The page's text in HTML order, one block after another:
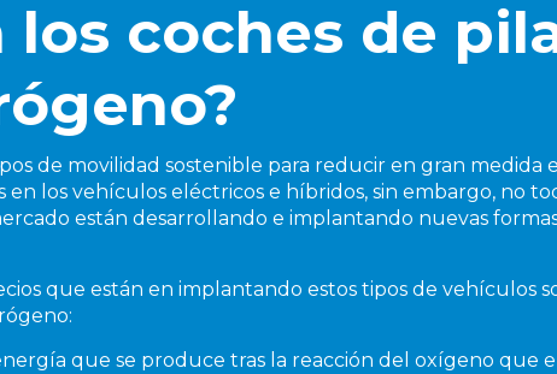
coches de
de movilidad sostenible para reducir en gran medida
los vehículos eléctricos e híbridos, sin embargo, no
están desarrollando e implantando nuevas
que están en implantando estos tipos de vehículos
que se produce tras la reacción del oxígeno que